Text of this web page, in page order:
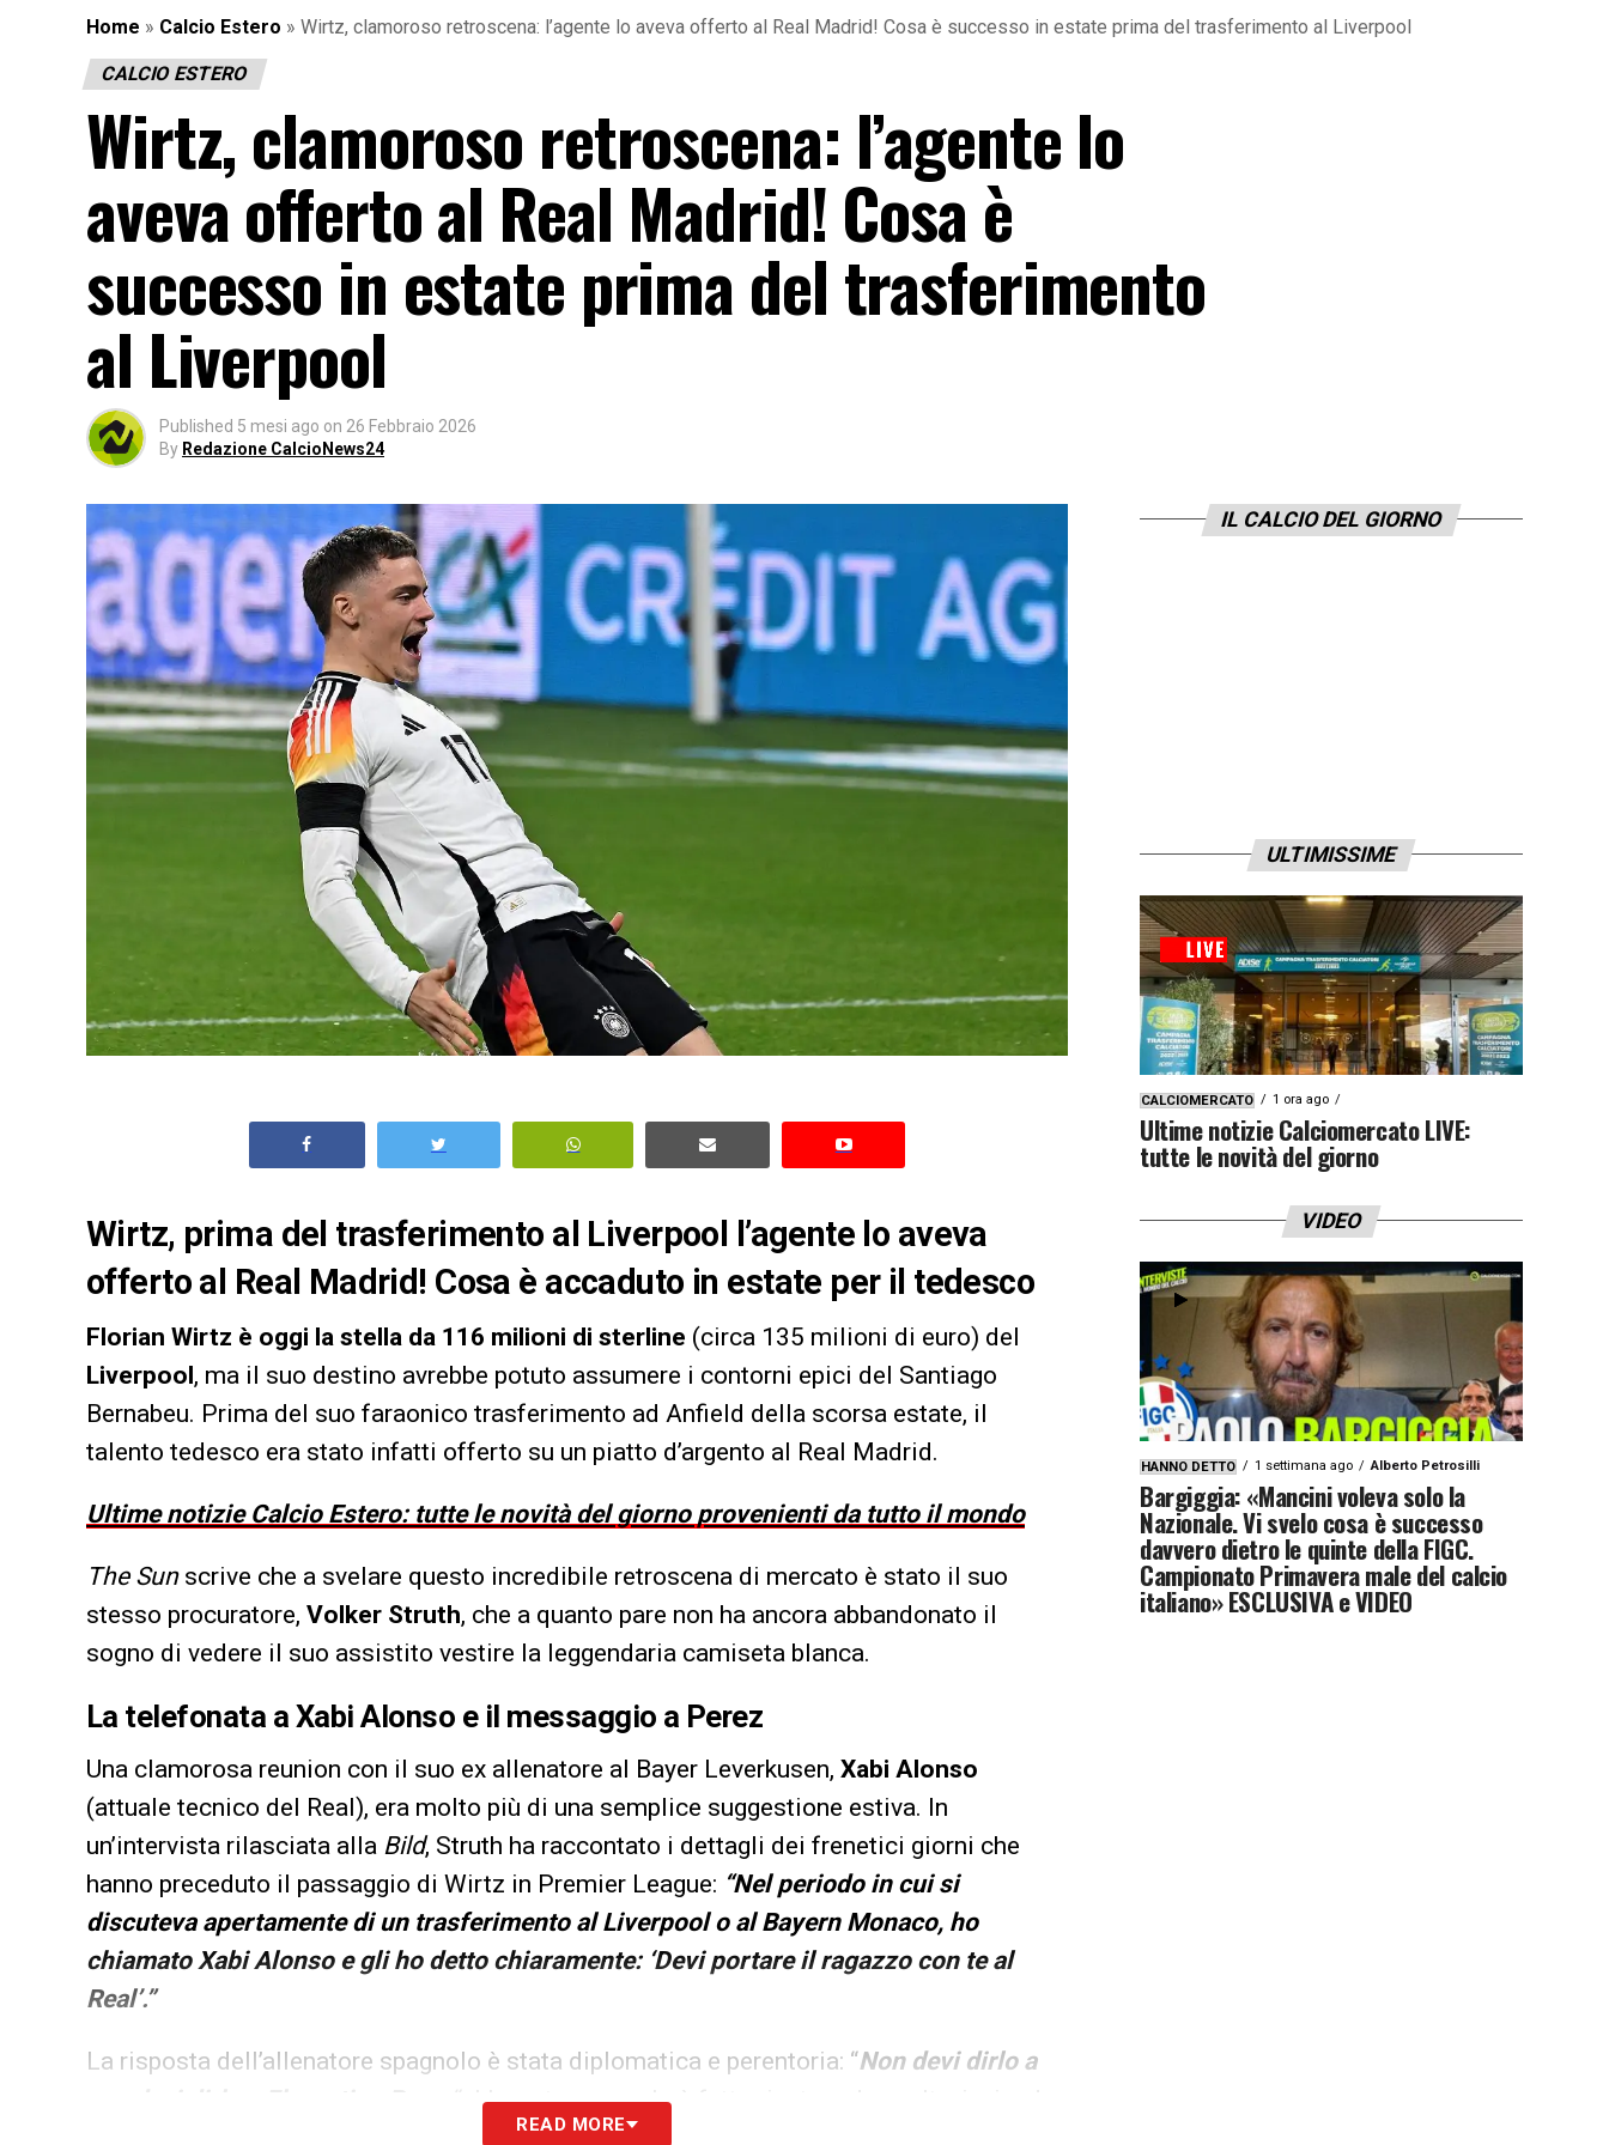
Home » Calcio Estero » Wirtz, clamoroso retroscena: l’agente lo aveva offerto al Real Madrid! Cosa è successo in estate prima del trasferimento al Liverpool
CALCIO ESTERO
Wirtz, clamoroso retroscena: l’agente lo
aveva offerto al Real Madrid! Cosa è
successo in estate prima del trasferimento
al Liverpool
Published 5 mesi ago on 26 Febbraio 2026
By Redazione CalcioNews24
Wirtz, prima del trasferimento al Liverpool l’agente lo aveva
offerto al Real Madrid! Cosa è accaduto in estate per il tedesco
Florian Wirtz è oggi la stella da 116 milioni di sterline (circa 135 milioni di euro) del
Liverpool, ma il suo destino avrebbe potuto assumere i contorni epici del Santiago
Bernabeu. Prima del suo faraonico trasferimento ad Anfield della scorsa estate, il
talento tedesco era stato infatti offerto su un piatto d’argento al Real Madrid.
Ultime notizie Calcio Estero: tutte le novità del giorno provenienti da tutto il mondo
The Sunscrive che a svelare questo incredibile retroscena di mercato è stato il suo
stesso procuratore, Volker Struth, che a quanto pare non ha ancora abbandonato il
sogno di vedere il suo assistito vestire la leggendaria camiseta blanca.
La telefonata a Xabi Alonso e il messaggio a Perez
Una clamorosa reunion con il suo ex allenatore al Bayer Leverkusen, Xabi Alonso
(attuale tecnico del Real), era molto più di una semplice suggestione estiva. In
un’intervista rilasciata alla Bild, Struth ha raccontato i dettagli dei frenetici giorni che
hanno preceduto il passaggio di Wirtz in Premier League: “Nel periodo in cui si
discuteva apertamente di un trasferimento al Liverpool o al Bayern Monaco, ho
chiamato Xabi Alonso e gli ho detto chiaramente: ‘Devi portare il ragazzo con te al
Real’.”
La risposta dell’allenatore spagnolo è stata diplomatica e perentoria: “Non devi dirlo a
“. L’agente non se lo è fatto ripetere due volte, inviando
un messaggio diretto al presidente del club spagnolo:
READ MORE
IL CALCIO DEL GIORNO
ULTIMISSIME
CALCIOMERCATO 1 ora ago
Ultime notizie Calciomercato LIVE:
tutte le novità del giorno
VIDEO
HANNO DETTO 1 settimana ago Alberto Petrosilli
Bargiggia: «Mancini voleva solo la
Nazionale. Vi svelo cosa è successo
davvero dietro le quinte della FIGC.
Campionato Primavera male del calcio
italiano» ESCLUSIVA e VIDEO